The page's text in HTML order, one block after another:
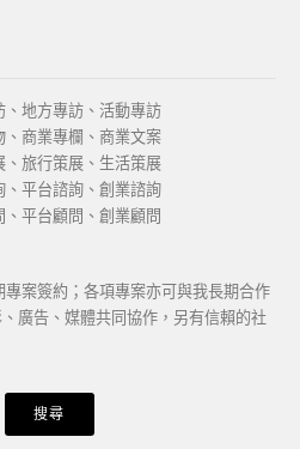
地方專訪、活動專訪
商業專欄、商業文案
旅行策展、生活策展
平台諮詢、創業諮詢
平台顧問、創業顧問
案簽約；各項專案亦可與我長期合作
廣告、媒體共同協作，另有信賴的社